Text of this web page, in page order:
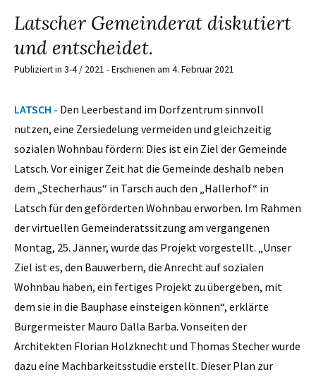
Latscher Gemeinderat diskutiert
und entscheidet.
Publiziert in 3-4 / 2021 - Erschienen am 4. Februar 2021
LATSCH - Den Leerbestand im Dorfzentrum sinnvoll
nutzen, eine Zersiedelung vermeiden und gleichzeitig
sozialen Wohnbau fördern: Dies ist ein Ziel der Gemeinde
Latsch. Vor einiger Zeit hat die Gemeinde deshalb neben
dem „Stecherhaus“ in Tarsch auch den „Hallerhof“ in
Latsch für den geförderten Wohnbau erworben. Im Rahmen
der virtuellen Gemeinderatssitzung am vergangenen
Montag, 25. Jänner, wurde das Projekt vorgestellt. „Unser
Ziel ist es, den Bauwerbern, die Anrecht auf sozialen
Wohnbau haben, ein fertiges Projekt zu übergeben, mit
dem sie in die Bauphase einsteigen können“, erklärte
Bürgermeister Mauro Dalla Barba. Vonseiten der
Architekten Florian Holzknecht und Thomas Stecher wurde
dazu eine Machbarkeitsstudie erstellt. Dieser Plan zur